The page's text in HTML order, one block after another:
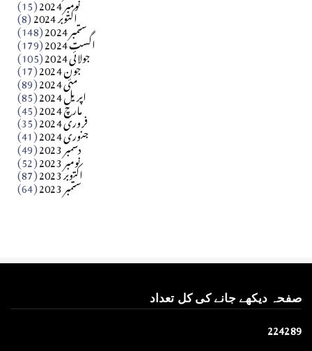
اکتوبر 2024 (8) ستمبر 2024 (148) اگست 2024 (179) جولائی 2024 (105) جون 2024 (17) مئی 2024 (89) اپریل 2024 (85) مارچ 2024 (45) فروری 2024 (35) جنوری 2024 (41) دسمبر 2023 (49) نومبر 2023 (52) اکتوبر 2023 (87) ستمبر 2023 (64)
صفحہ دیکھے جانے کی کل تعداد
224289